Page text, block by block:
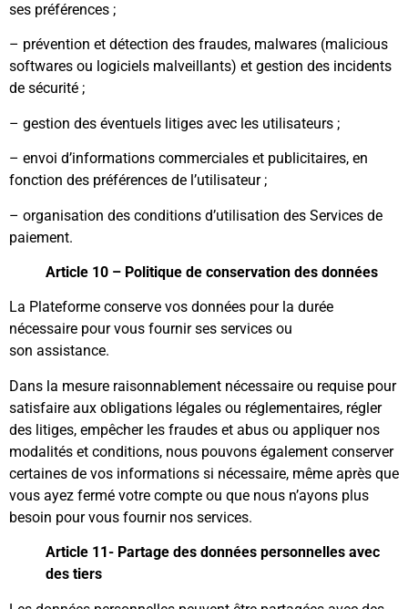
ses préférences ;
– prévention et détection des fraudes, malwares (malicious
softwares ou logiciels malveillants) et gestion des incidents
de sécurité ;
– gestion des éventuels litiges avec les utilisateurs ;
– envoi d’informations commerciales et publicitaires, en
fonction des préférences de l’utilisateur ;
– organisation des conditions d’utilisation des Services de
paiement.
Article 10 – Politique de conservation des données
La Plateforme conserve vos données pour la durée
nécessaire pour vous fournir ses services ou
son assistance.
Dans la mesure raisonnablement nécessaire ou requise pour
satisfaire aux obligations légales ou réglementaires, régler
des litiges, empêcher les fraudes et abus ou appliquer nos
modalités et conditions, nous pouvons également conserver
certaines de vos informations si nécessaire, même après que
vous ayez fermé votre compte ou que nous n’ayons plus
besoin pour vous fournir nos services.
Article 11- Partage des données personnelles avec
des tiers